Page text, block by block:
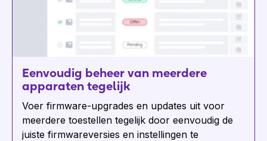
Eenvoudig beheer van meerdere
apparaten tegelijk
Voer firmware-upgrades en updates uit voor
meerdere toestellen tegelijk door eenvoudig de
juiste firmwareversies en instellingen te